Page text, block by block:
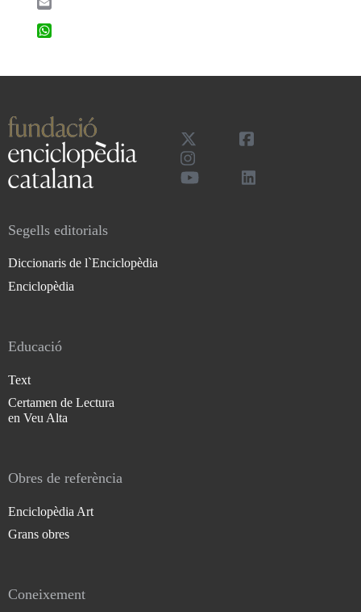
Segells editorials
Diccionaris de l`Enciclopèdia
Enciclopèdia
Educació
Text
Certamen de Lectura
en Veu Alta
Obres de referència
Enciclopèdia Art
Grans obres
Coneixement